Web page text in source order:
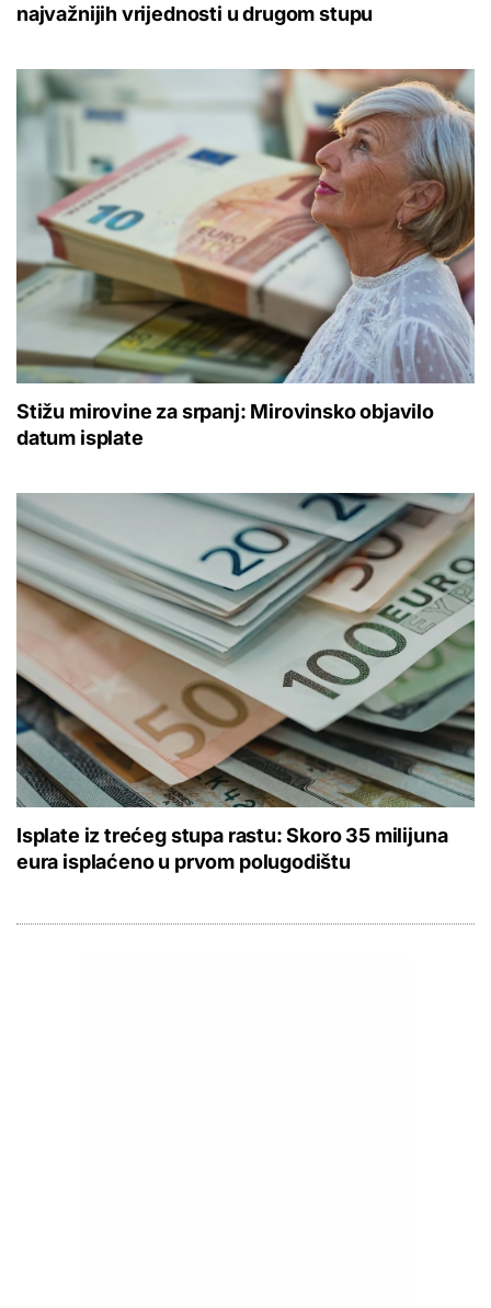
najvažnijih vrijednosti u drugom stupu
Stižu mirovine za srpanj: Mirovinsko objavilo
datum isplate
Isplate iz trećeg stupa rastu: Skoro 35 milijuna
eura isplaćeno u prvom polugodištu